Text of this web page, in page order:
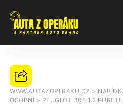
WWW.AUTAZOPERAKU.CZ >
OSOBNÍ > PEUGEOT 308 1,2